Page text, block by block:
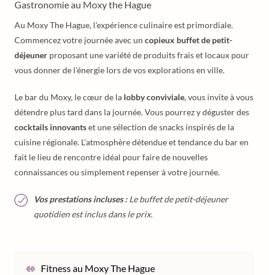
Gastronomie au Moxy the Hague
Au Moxy The Hague, l'expérience culinaire est primordiale.
Commencez votre journée avec un copieux buffet de petit-
déjeuner proposant une variété de produits frais et locaux pour
vous donner de l'énergie lors de vos explorations en ville.
Le bar du Moxy, le cœur de la lobby conviviale, vous invite à vous
détendre plus tard dans la journée. Vous pourrez y déguster des
cocktails innovantset une sélection de snacks inspirés de la
cuisine régionale. L'atmosphère détendue et tendance du bar en
fait le lieu de rencontre idéal pour faire de nouvelles
connaissances ou simplement repenser à votre journée.
Vos prestations incluses :Le buffet de petit-déjeuner
quotidien est inclus dans le prix.
Fitness au Moxy The Hague